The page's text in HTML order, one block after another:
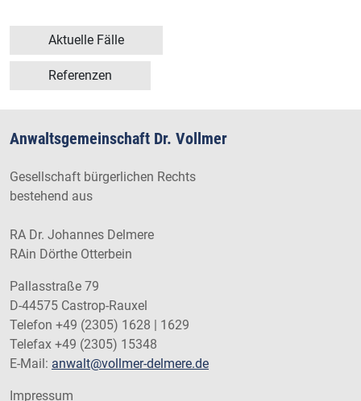
Aktuelle Fälle
Referenzen
Anwaltsgemeinschaft Dr. Vollmer
Gesellschaft bürgerlichen Rechts
bestehend aus
RA Dr. Johannes Delmere
RAin Dörthe Otterbein
Pallasstraße 79
D-44575 Castrop-Rauxel
Telefon +49 (2305) 1628 | 1629
Telefax +49 (2305) 15348
E-Mail: anwalt@vollmer-delmere.de
Impressum